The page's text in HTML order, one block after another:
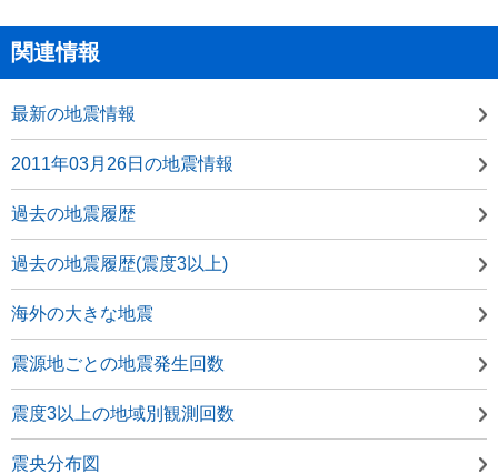
関連情報
最新の地震情報
2011年03月26日の地震情報
過去の地震履歴
過去の地震履歴(震度3以上)
海外の大きな地震
震源地ごとの地震発生回数
震度3以上の地域別観測回数
震央分布図